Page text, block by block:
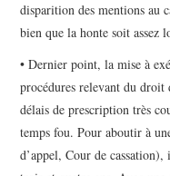
disparition des mentions au
bien que la honte soit assez
• Dernier point, la mise à
procédures relevant du droit
délais de prescription très
temps fou. Pour aboutir à
d’appel, Cour de